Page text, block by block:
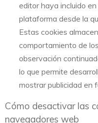
editor haya incluido
plataforma desde la
Estas cookies
comportamiento de
observación
lo que permite
mostrar publicidad en
Cómo desactivar las
navegadores web